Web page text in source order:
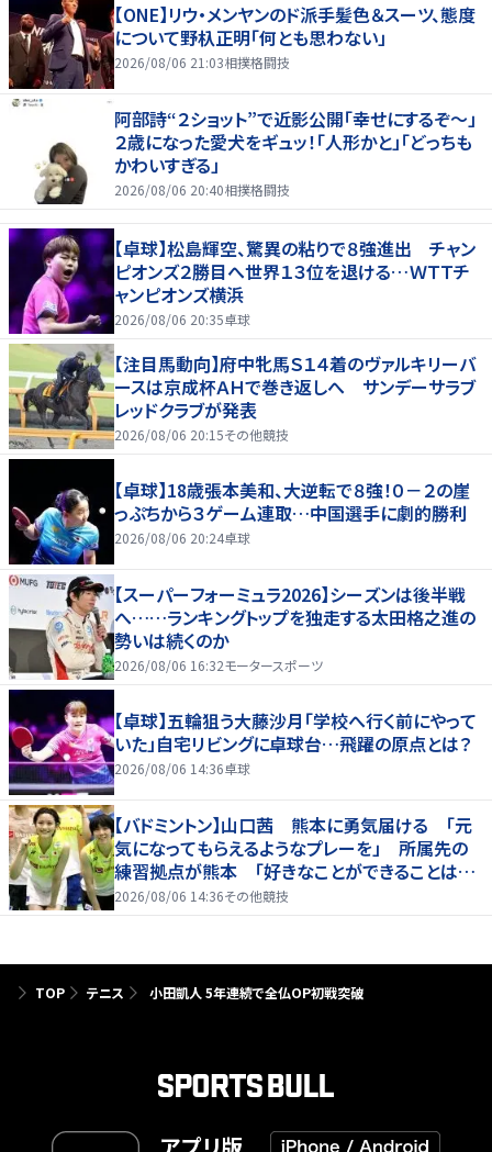
【ONE】リウ・メンヤンのド派手髪色＆スーツ、態度
について野杁正明「何とも思わない」
2026/08/06 21:03相撲格闘技
阿部詩“２ショット”で近影公開「幸せにするぞ〜」
２歳になった愛犬をギュッ！「人形かと」「どっちも
かわいすぎる」
2026/08/06 20:40相撲格闘技
【卓球】松島輝空、驚異の粘りで８強進出 チャン
ピオンズ２勝目へ世界１３位を退ける…ＷＴＴチ
ャンピオンズ横浜
2026/08/06 20:35卓球
【注目馬動向】府中牝馬Ｓ１４着のヴァルキリーバ
ースは京成杯ＡＨで巻き返しへ サンデーサラブ
レッドクラブが発表
2026/08/06 20:15その他競技
【卓球】18歳張本美和、大逆転で８強！０－２の崖
っぷちから３ゲーム連取…中国選手に劇的勝利
2026/08/06 20:24卓球
【スーパーフォーミュラ2026】シーズンは後半戦
へ……ランキングトップを独走する太田格之進の
勢いは続くのか
2026/08/06 16:32モータースポーツ
【卓球】五輪狙う大藤沙月「学校へ行く前にやって
いた」自宅リビングに卓球台…飛躍の原点とは？
2026/08/06 14:36卓球
【バドミントン】山口茜 熊本に勇気届ける 「元
気になってもらえるようなプレーを」 所属先の
練習拠点が熊本 「好きなことができることは当
たり前じゃない」
2026/08/06 14:36その他競技
TOP テニス 小田凱人 5年連続で全仏OP初戦突破
アプリ版